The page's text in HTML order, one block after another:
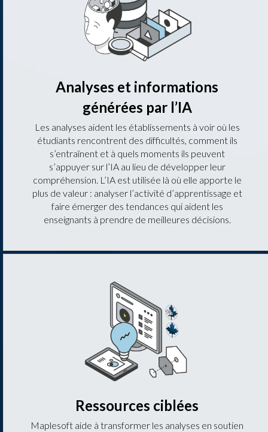
Analyses et informations
générées par l’IA
Les analyses aident les établissements à voir où les
étudiants rencontrent des difficultés, comment ils
s’entraînent et à quels moments ils peuvent
s’appuyer sur l’IA au lieu de développer leur
compréhension. L’IA est utilisée là où elle apporte le
plus de valeur : analyser l’activité d’apprentissage et
faire émerger des tendances qui aident les
enseignants à prendre de meilleures décisions.
Ressources ciblées
Maplesoft aide à transformer les analyses en soutien